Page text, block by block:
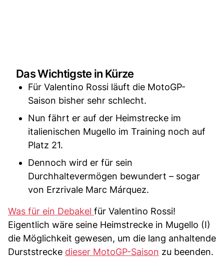
Das Wichtigste in Kürze
Für Valentino Rossi läuft die MotoGP-
Saison bisher sehr schlecht.
Nun fährt er auf der Heimstrecke im
italienischen Mugello im Training noch auf
Platz 21.
Dennoch wird er für sein
Durchhaltevermögen bewundert – sogar
von Erzrivale Marc Márquez.
Was für ein Debakel für Valentino Rossi!
Eigentlich wäre seine Heimstrecke in Mugello (I)
die Möglichkeit gewesen, um die lang anhaltende
Durststrecke dieser MotoGP-Saison zu beenden.